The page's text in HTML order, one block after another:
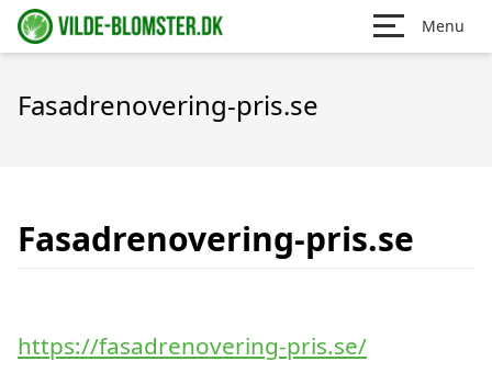
Menu
Fasadrenovering-pris.se
Fasadrenovering-pris.se
https://fasadrenovering-pris.se/